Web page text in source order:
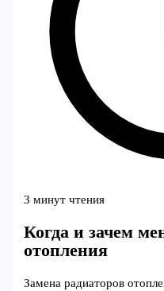
3 минут чтения
Когда и зачем
отопления
Замена радиаторов